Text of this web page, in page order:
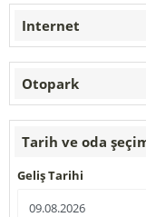
Internet
Otopark
Tarih ve oda
Geliş Tarihi